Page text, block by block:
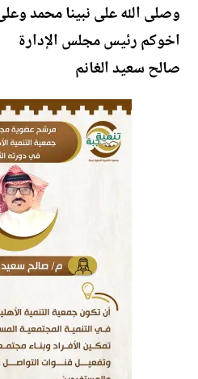
وصلى الله على نبينا محمد
اخوكم رئيس مجلس الإدارة
صالح سعيد الغانم